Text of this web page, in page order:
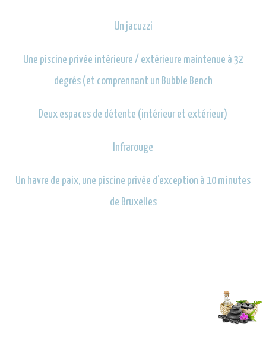
Un jacuzzi
Une piscine privée intérieure / extérieure maintenue à 32
degrés (et comprennant un Bubble Bench
Deux espaces de détente (intérieur et extérieur)
Infrarouge
Un havre de paix, une piscine privée d’exception à 10 minutes
de Bruxelles